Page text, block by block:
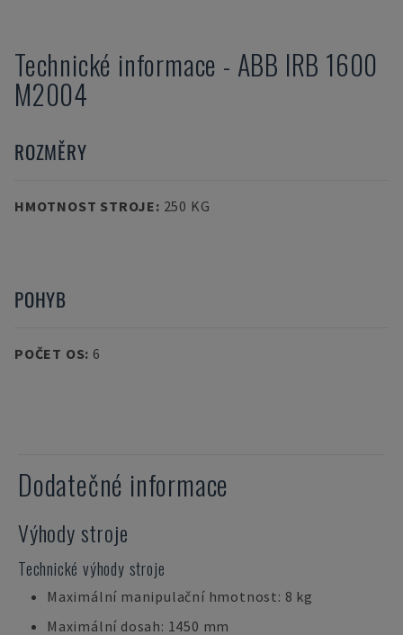
Technické informace - ABB IRB 1600
M2004
ROZMĚRY
HMOTNOST STROJE: 250 KG
POHYB
POČET OS: 6
Dodatečné informace
Výhody stroje
Technické výhody stroje
Maximální manipulační hmotnost: 8 kg
Maximální dosah: 1450 mm